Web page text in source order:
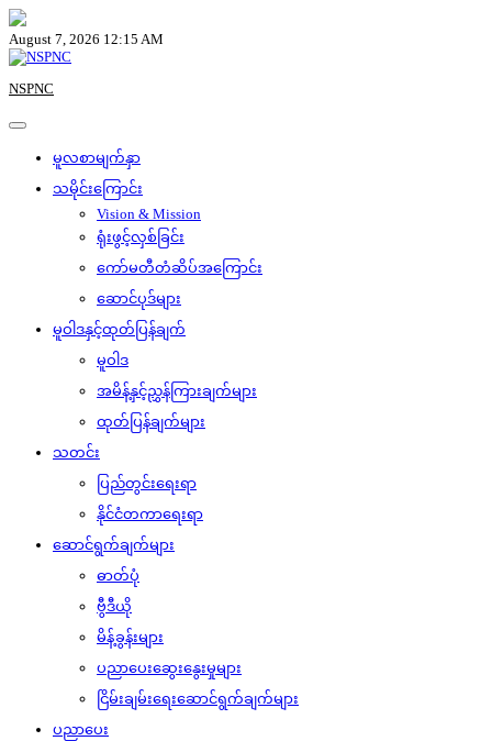
Skip
to
content
August 7, 2026 12:15 AM
NSPNC
မူလစာမျက်နှာ
သမိုင်းကြောင်း
Vision & Mission
ရုံးဖွင့်လှစ်ခြင်း
ကော်မတီတံဆိပ်အကြောင်း
ဆောင်ပုဒ်များ
မူဝါဒနှင့်ထုတ်ပြန်ချက်
မူဝါဒ
အမိန့်နှင့်ညွှန်ကြားချက်များ
ထုတ်ပြန်ချက်များ
သတင်း
ပြည်တွင်းရေးရာ
နိုင်ငံတကာရေးရာ
ဆောင်ရွက်ချက်များ
ဓာတ်ပုံ
ဗွီဒီယို
မိန့်ခွန်းများ
ပညာပေးဆွေးနွေးမှုများ
ငြိမ်းချမ်းရေးဆောင်ရွက်ချက်များ
ပညာပေး